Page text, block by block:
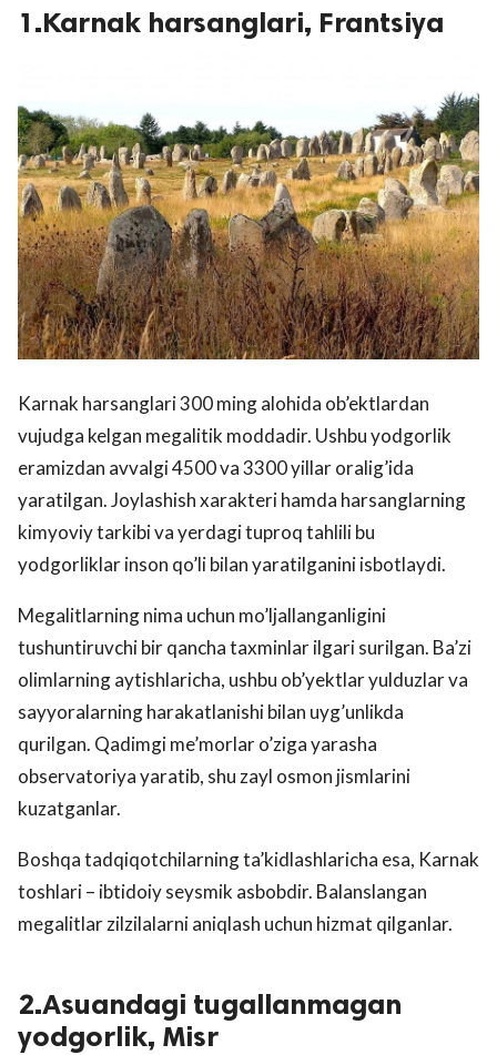
1.Karnak harsanglari, Frantsiya
Karnak harsanglari 300 ming alohida ob’ektlardan
vujudga kelgan megalitik moddadir. Ushbu yodgorlik
eramizdan avvalgi 4500 va 3300 yillar oralig’ida
yaratilgan. Joylashish xarakteri hamda harsanglarning
kimyoviy tarkibi va yerdagi tuproq tahlili bu
yodgorliklar inson qo’li bilan yaratilganini isbotlaydi.
Megalitlarning nima uchun mo’ljallanganligini
tushuntiruvchi bir qancha taxminlar ilgari surilgan. Ba’zi
olimlarning aytishlaricha, ushbu ob’yektlar yulduzlar va
sayyoralarning harakatlanishi bilan uyg’unlikda
qurilgan. Qadimgi me’morlar o’ziga yarasha
observatoriya yaratib, shu zayl osmon jismlarini
kuzatganlar.
Boshqa tadqiqotchilarning ta’kidlashlaricha esa, Karnak
toshlari – ibtidoiy seysmik asbobdir. Balanslangan
megalitlar zilzilalarni aniqlash uchun hizmat qilganlar.
2.Asuandagi tugallanmagan
yodgorlik, Misr